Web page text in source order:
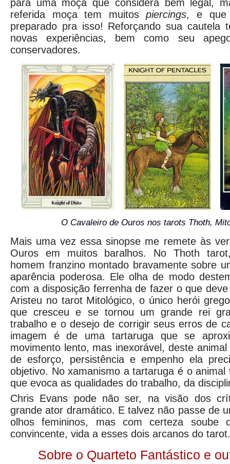
para uma moça que considera bem legal,
referida moça tem muitospiercings, e que
preparado pra isso! Reforçando sua cautela
novas experiências, bem como seu
conservadores.
O Cavaleiro de Ouros nos tarots Thoth,
Mais uma vez essa sinopse me remete às
Ouros em muitos baralhos. No Thoth
homem franzino montado bravamente sobre
aparência poderosa. Ele olha de modo
com a disposição ferrenha de fazer o que
Aristeu no tarot Mitológico, o único herói
que cresceu e se tornou um grande rei
trabalho e o desejo de corrigir seus erros de
imagem é de uma tartaruga que se
movimento lento, mas inexorável, deste
de esforço, persistência e empenho ela
objetivo. No xamanismo a tartaruga é o
que evoca as qualidades do trabalho, da
Chris Evans pode não ser, na visão dos
grande ator dramático. E talvez não passe de
olhos femininos, mas com certeza soube
convincente, vida a esses dois arcanos do tarot.
Sobre o Quarteto Fantástico e